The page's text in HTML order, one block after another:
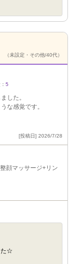
（未設定・その他/40代）
5
した。
な感覚です。
[投稿日] 2026/7/28
顔マッサージ+リン
た☆